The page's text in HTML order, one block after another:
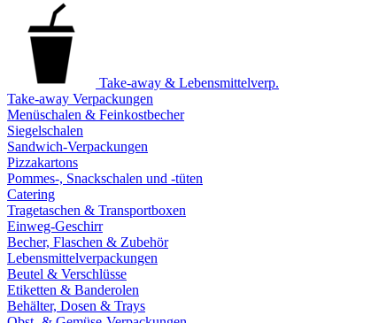
Take-away & Lebensmittelverp.
Take-away Verpackungen
Menüschalen & Feinkostbecher
Siegelschalen
Sandwich-Verpackungen
Pizzakartons
Pommes-, Snackschalen und -tüten
Catering
Tragetaschen & Transportboxen
Einweg-Geschirr
Becher, Flaschen & Zubehör
Lebensmittelverpackungen
Beutel & Verschlüsse
Etiketten & Banderolen
Behälter, Dosen & Trays